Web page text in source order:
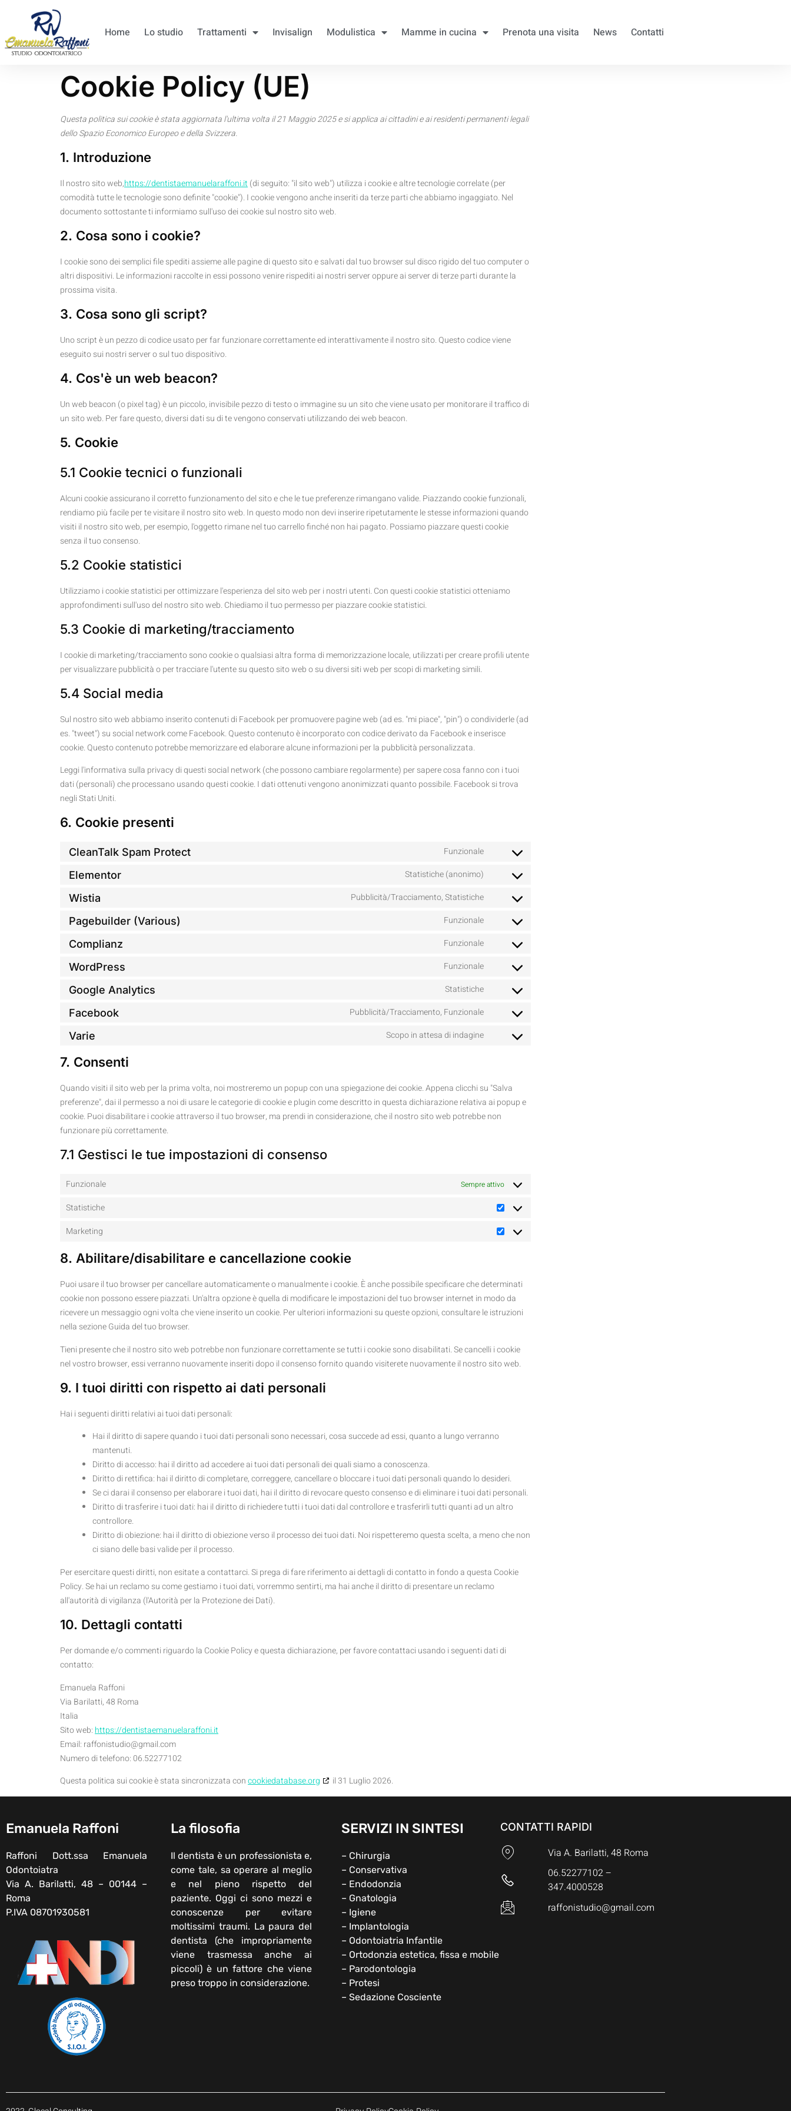
Home Lo studio Trattamenti Invisalign Modulistica Mamme in cucina Prenota una visita News Contatti
Cookie Policy (UE)
Questa politica sui cookie è stata aggiornata l'ultima volta il 21 Maggio 2025 e si applica ai cittadini e ai residenti permanenti legali
dello Spazio Economico Europeo e della Svizzera.
1. Introduzione
Il nostro sito web,https://dentistaemanuelaraffoni.it (di seguito: "il sito web") utilizza i cookie e altre tecnologie correlate (per
comodità tutte le tecnologie sono definite "cookie"). I cookie vengono anche inseriti da terze parti che abbiamo ingaggiato. Nel
documento sottostante ti informiamo sull'uso dei cookie sul nostro sito web.
2. Cosa sono i cookie?
I cookie sono dei semplici file spediti assieme alle pagine di questo sito e salvati dal tuo browser sul disco rigido del tuo computer o
altri dispositivi. Le informazioni raccolte in essi possono venire rispediti ai nostri server oppure ai server di terze parti durante la
prossima visita.
3. Cosa sono gli script?
Uno script è un pezzo di codice usato per far funzionare correttamente ed interattivamente il nostro sito. Questo codice viene
eseguito sui nostri server o sul tuo dispositivo.
4. Cos'è un web beacon?
Un web beacon (o pixel tag) è un piccolo, invisibile pezzo di testo o immagine su un sito che viene usato per monitorare il traffico di
un sito web. Per fare questo, diversi dati su di te vengono conservati utilizzando dei web beacon.
5. Cookie
5.1 Cookie tecnici o funzionali
Alcuni cookie assicurano il corretto funzionamento del sito e che le tue preferenze rimangano valide. Piazzando cookie funzionali,
rendiamo più facile per te visitare il nostro sito web. In questo modo non devi inserire ripetutamente le stesse informazioni quando
visiti il nostro sito web, per esempio, l'oggetto rimane nel tuo carrello finché non hai pagato. Possiamo piazzare questi cookie
senza il tuo consenso.
5.2 Cookie statistici
Utilizziamo i cookie statistici per ottimizzare l'esperienza del sito web per i nostri utenti. Con questi cookie statistici otteniamo
approfondimenti sull'uso del nostro sito web. Chiediamo il tuo permesso per piazzare cookie statistici.
5.3 Cookie di marketing/tracciamento
I cookie di marketing/tracciamento sono cookie o qualsiasi altra forma di memorizzazione locale, utilizzati per creare profili utente
per visualizzare pubblicità o per tracciare l'utente su questo sito web o su diversi siti web per scopi di marketing simili.
5.4 Social media
Sul nostro sito web abbiamo inserito contenuti di Facebook per promuovere pagine web (ad es. "mi piace", "pin") o condividerle (ad
es. "tweet") su social network come Facebook. Questo contenuto è incorporato con codice derivato da Facebook e inserisce
cookie. Questo contenuto potrebbe memorizzare ed elaborare alcune informazioni per la pubblicità personalizzata.
Leggi l'informativa sulla privacy di questi social network (che possono cambiare regolarmente) per sapere cosa fanno con i tuoi
dati (personali) che processano usando questi cookie. I dati ottenuti vengono anonimizzati quanto possibile. Facebook si trova
negli Stati Uniti.
6. Cookie presenti
CleanTalk Spam Protect
Funzionale
Elementor
Statistiche (anonimo)
Wistia
Pubblicità/Tracciamento, Statistiche
Pagebuilder (Various)
Funzionale
Complianz
Funzionale
WordPress
Funzionale
Google Analytics
Statistiche
Facebook
Pubblicità/Tracciamento, Funzionale
Varie
Scopo in attesa di indagine
7. Consenti
Quando visiti il sito web per la prima volta, noi mostreremo un popup con una spiegazione dei cookie. Appena clicchi su "Salva
preferenze", dai il permesso a noi di usare le categorie di cookie e plugin come descritto in questa dichiarazione relativa ai popup e
cookie. Puoi disabilitare i cookie attraverso il tuo browser, ma prendi in considerazione, che il nostro sito web potrebbe non
funzionare più correttamente.
7.1 Gestisci le tue impostazioni di consenso
Funzionale Sempre attivo
Statistiche
Marketing
8. Abilitare/disabilitare e cancellazione cookie
Puoi usare il tuo browser per cancellare automaticamente o manualmente i cookie. È anche possibile specificare che determinati
cookie non possono essere piazzati. Un'altra opzione è quella di modificare le impostazioni del tuo browser internet in modo da
ricevere un messaggio ogni volta che viene inserito un cookie. Per ulteriori informazioni su queste opzioni, consultare le istruzioni
nella sezione Guida del tuo browser.
Tieni presente che il nostro sito web potrebbe non funzionare correttamente se tutti i cookie sono disabilitati. Se cancelli i cookie
nel vostro browser, essi verranno nuovamente inseriti dopo il consenso fornito quando visiterete nuovamente il nostro sito web.
9. I tuoi diritti con rispetto ai dati personali
Hai i seguenti diritti relativi ai tuoi dati personali:
Hai il diritto di sapere quando i tuoi dati personali sono necessari, cosa succede ad essi, quanto a lungo verranno
mantenuti.
Diritto di accesso: hai il diritto ad accedere ai tuoi dati personali dei quali siamo a conoscenza.
Diritto di rettifica: hai il diritto di completare, correggere, cancellare o bloccare i tuoi dati personali quando lo desideri.
Se ci darai il consenso per elaborare i tuoi dati, hai il diritto di revocare questo consenso e di eliminare i tuoi dati personali.
Diritto di trasferire i tuoi dati: hai il diritto di richiedere tutti i tuoi dati dal controllore e trasferirli tutti quanti ad un altro
controllore.
Diritto di obiezione: hai il diritto di obiezione verso il processo dei tuoi dati. Noi rispetteremo questa scelta, a meno che non
ci siano delle basi valide per il processo.
Per esercitare questi diritti, non esitate a contattarci. Si prega di fare riferimento ai dettagli di contatto in fondo a questa Cookie
Policy. Se hai un reclamo su come gestiamo i tuoi dati, vorremmo sentirti, ma hai anche il diritto di presentare un reclamo
all'autorità di vigilanza (l'Autorità per la Protezione dei Dati).
10. Dettagli contatti
Per domande e/o commenti riguardo la Cookie Policy e questa dichiarazione, per favore contattaci usando i seguenti dati di
contatto:
Emanuela Raffoni
Via Barilatti, 48 Roma
Italia
Sito web: https://dentistaemanuelaraffoni.it
Email: raffonistudio@gmail.com
Numero di telefono: 06.52277102
Questa politica sui cookie è stata sincronizzata concookiedatabase.org il 31 Luglio 2026.
Emanuela Raffoni
Raffoni Dott.ssa Emanuela
Odontoiatra
Via A. Barilatti, 48 – 00144 –
Roma
P.IVA 08701930581
La filosofia
Il dentista è un professionista e,
come tale, sa operare al meglio
e nel pieno rispetto del
paziente. Oggi ci sono mezzi e
conoscenze per evitare
moltissimi traumi. La paura del
dentista (che impropriamente
viene trasmessa anche ai
piccoli) è un fattore che viene
preso troppo in considerazione.
SERVIZI IN SINTESI
– Chirurgia
– Conservativa
– Endodonzia
– Gnatologia
– Igiene
– Implantologia
– Odontoiatria Infantile
– Ortodonzia estetica, fissa e mobile
– Parodontologia
– Protesi
– Sedazione Cosciente
CONTATTI RAPIDI
Via A. Barilatti, 48 Roma
06.52277102 –
347.4000528
raffonistudio@gmail.com